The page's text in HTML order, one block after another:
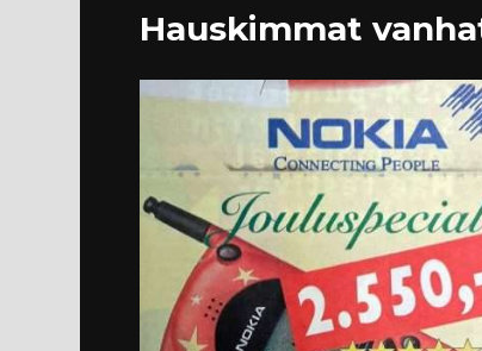
Hauskimmat